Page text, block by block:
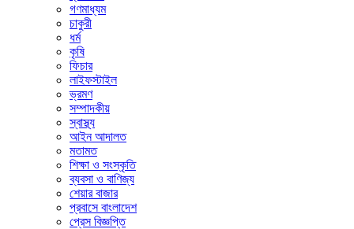
গণমাধ্যম
চাকুরী
ধর্ম
কৃষি
ফিচার
লাইফস্টাইল
ভ্রমণ
সম্পাদকীয়
স্বাস্থ্য
আইন আদালত
মতামত
শিক্ষা ও সংস্কৃতি
ব্যবসা ও বাণিজ্য
শেয়ার বাজার
প্রবাসে বাংলাদেশ
প্রেস বিজ্ঞপ্তি